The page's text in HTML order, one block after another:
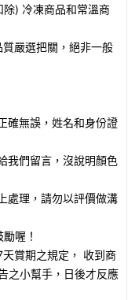
) 冷凍商品和常溫商
嚴選把關，絕非一般
確無誤，姓名和身份證
我們留言，沒說明顏色
處理，請勿以評價做溝
喔！
賞期之規定， 收到商
之小幫手，日後才反應